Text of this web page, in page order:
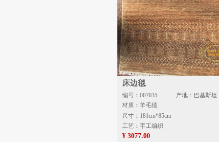
床边毯
编号：007035
产地：巴基斯坦
材质：羊毛毯
尺寸：181cm*85cm
工艺：手工编织
¥ 3077.00